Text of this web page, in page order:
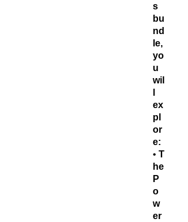
s
bu
nd
le,
yo
u
wil
ex
pl
or
e:
• T
he
P
o
w
er